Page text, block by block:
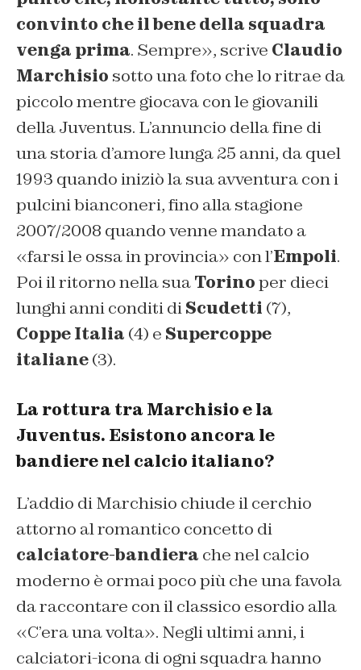
convinto che il bene della squadra
venga prima. Sempre», scrive Claudio
Marchisio sotto una foto che lo ritrae da
piccolo mentre giocava con le giovanili
della Juventus. L’annuncio della fine di
una storia d’amore lunga 25 anni, da quel
1993 quando iniziò la sua avventura con i
pulcini bianconeri, fino alla stagione
2007/2008 quando venne mandato a
«farsi le ossa in provincia» con l’Empoli.
Poi il ritorno nella suaTorinoper dieci
lunghi anni conditi diScudetti (7),
Coppe Italia (4) e Supercoppe
italiane(3).
La rottura tra Marchisio e la
Juventus. Esistono ancora le
bandiere nel calcio italiano?
L’addio di Marchisio chiude il cerchio
attorno al romantico concetto di
calciatore-bandiera che nel calcio
moderno è ormai poco più che una favola
da raccontare con il classico esordio alla
«C’era una volta». Negli ultimi anni, i
calciatori-icona di ogni squadra hanno